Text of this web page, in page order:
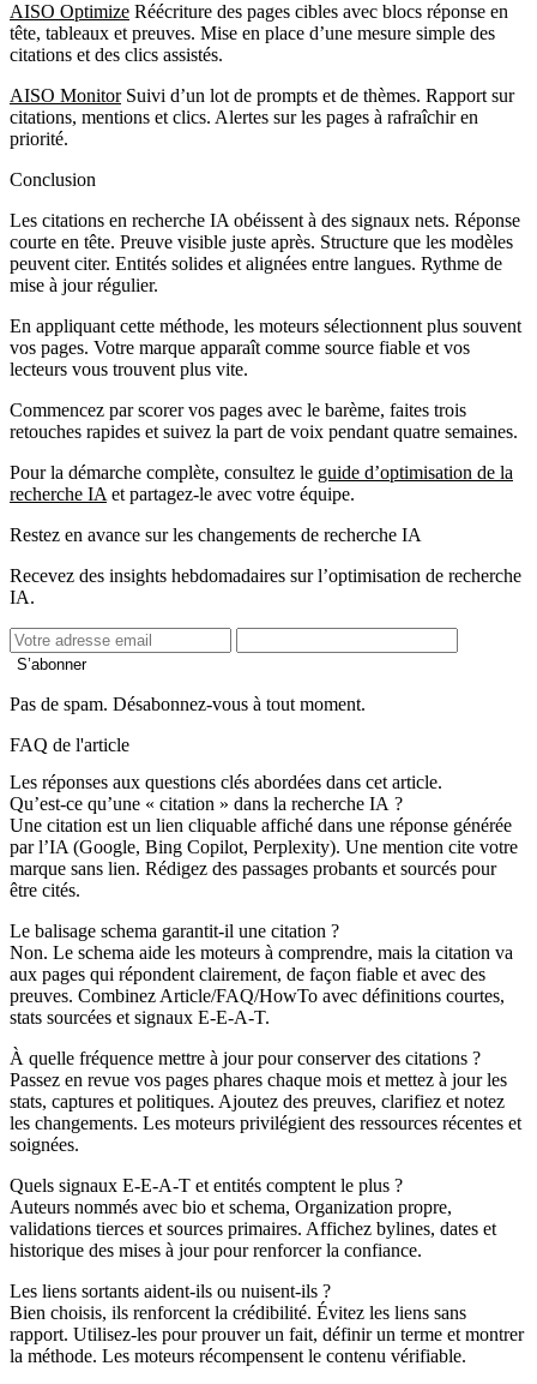
AISO Optimize Réécriture des pages cibles avec blocs réponse en
tête, tableaux et preuves. Mise en place d’une mesure simple des
citations et des clics assistés.
AISO MonitorSuivi d’un lot de prompts et de thèmes. Rapport sur
citations, mentions et clics. Alertes sur les pages à rafraîchir en
priorité.
Conclusion
Les citations en recherche IA obéissent à des signaux nets. Réponse
courte en tête. Preuve visible juste après. Structure que les modèles
peuvent citer. Entités solides et alignées entre langues. Rythme de
mise à jour régulier.
En appliquant cette méthode, les moteurs sélectionnent plus souvent
vos pages. Votre marque apparaît comme source fiable et vos
lecteurs vous trouvent plus vite.
Commencez par scorer vos pages avec le barème, faites trois
retouches rapides et suivez la part de voix pendant quatre semaines.
Pour la démarche complète, consultez le guide d’optimisation de la
recherche IA et partagez‑le avec votre équipe.
Restez en avance sur les changements de recherche IA
Recevez des insights hebdomadaires sur l’optimisation de recherche
IA.
S’abonner
Pas de spam. Désabonnez-vous à tout moment.
FAQ de l'article
Les réponses aux questions clés abordées dans cet article.
Qu’est‑ce qu’une « citation » dans la recherche IA ?
Une citation est un lien cliquable affiché dans une réponse générée
par l’IA (Google, Bing Copilot, Perplexity). Une mention cite votre
marque sans lien. Rédigez des passages probants et sourcés pour
être cités.
Le balisage schema garantit‑il une citation ?
Non. Le schema aide les moteurs à comprendre, mais la citation va
aux pages qui répondent clairement, de façon fiable et avec des
preuves. Combinez Article/FAQ/HowTo avec définitions courtes,
stats sourcées et signaux E‑E‑A‑T.
À quelle fréquence mettre à jour pour conserver des citations ?
Passez en revue vos pages phares chaque mois et mettez à jour les
stats, captures et politiques. Ajoutez des preuves, clarifiez et notez
les changements. Les moteurs privilégient des ressources récentes et
soignées.
Quels signaux E‑E‑A‑T et entités comptent le plus ?
Auteurs nommés avec bio et schema, Organization propre,
validations tierces et sources primaires. Affichez bylines, dates et
historique des mises à jour pour renforcer la confiance.
Les liens sortants aident‑ils ou nuisent‑ils ?
Bien choisis, ils renforcent la crédibilité. Évitez les liens sans
rapport. Utilisez‑les pour prouver un fait, définir un terme et montrer
la méthode. Les moteurs récompensent le contenu vérifiable.